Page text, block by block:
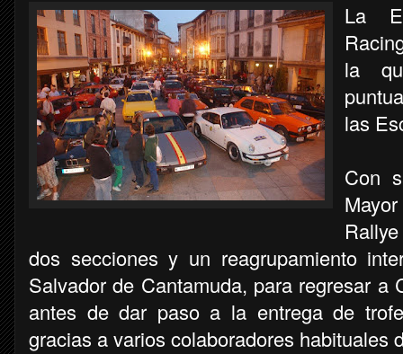
La
la
las
Con
dos secciones y un reagrupamiento
Salvador de Cantamuda, para regresar
antes de dar paso a la entrega de
gracias a varios colaboradores habituales